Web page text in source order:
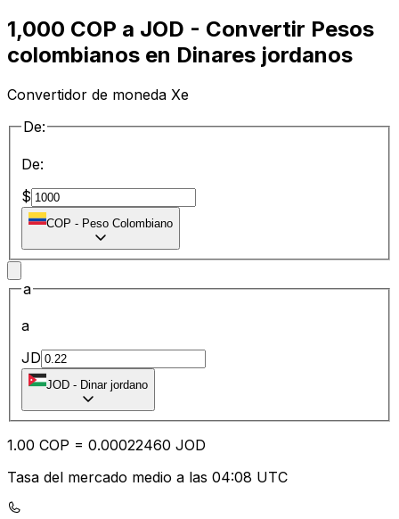
1,000 COP a JOD - Convertir Pesos
colombianos en Dinares jordanos
Convertidor de moneda Xe
De:
De:
$
COP - Peso Colombiano
a
a
JD
JOD - Dinar jordano
1.00 COP = 0.00022460 JOD
Tasa del mercado medio a las 04:08 UTC